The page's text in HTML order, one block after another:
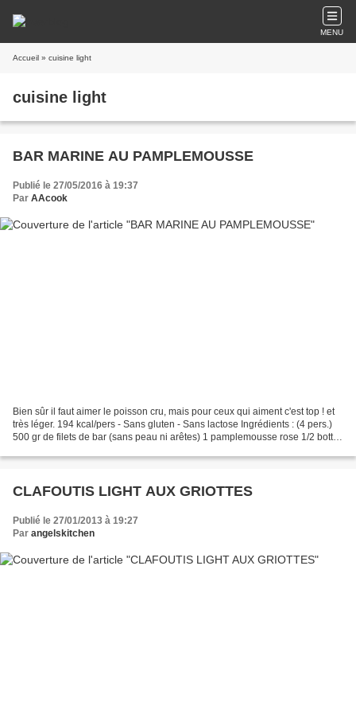
MENU
Accueil » cuisine light
cuisine light
BAR MARINE AU PAMPLEMOUSSE
Publié le 27/05/2016 à 19:37
Par AAcook
Bien sûr il faut aimer le poisson cru, mais pour ceux qui aiment c'est top ! et
très léger. 194 kcal/pers - Sans gluten - Sans lactose Ingrédients : (4 pers.)
500 gr de filets de bar (sans peau ni arêtes) 1 pamplemousse rose 1/2 botte
CLAFOUTIS LIGHT AUX GRIOTTES
Publié le 27/01/2013 à 19:27
Par angelskitchen